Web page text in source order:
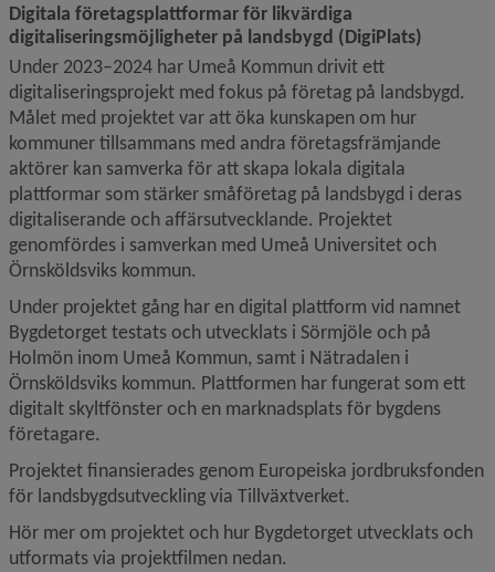
Digitala företagsplattformar för likvärdiga
digitaliseringsmöjligheter på landsbygd (DigiPlats)
Under 2023–2024 har Umeå Kommun drivit ett
digitaliseringsprojekt med fokus på företag på landsbygd.
Målet med projektet var att öka kunskapen om hur
kommuner tillsammans med andra företagsfrämjande
aktörer kan samverka för att skapa lokala digitala
plattformar som stärker småföretag på landsbygd i deras
digitaliserande och affärsutvecklande. Projektet
genomfördes i samverkan med Umeå Universitet och
Örnsköldsviks kommun.
Under projektet gång har en digital plattform vid namnet
Bygdetorget testats och utvecklats i Sörmjöle och på
Holmön inom Umeå Kommun, samt i Nätradalen i
Örnsköldsviks kommun. Plattformen har fungerat som ett
digitalt skyltfönster och en marknadsplats för bygdens
företagare.
Projektet finansierades genom Europeiska jordbruksfonden
för landsbygdsutveckling via Tillväxtverket.
Hör mer om projektet och hur Bygdetorget utvecklats och
utformats via projektfilmen nedan.